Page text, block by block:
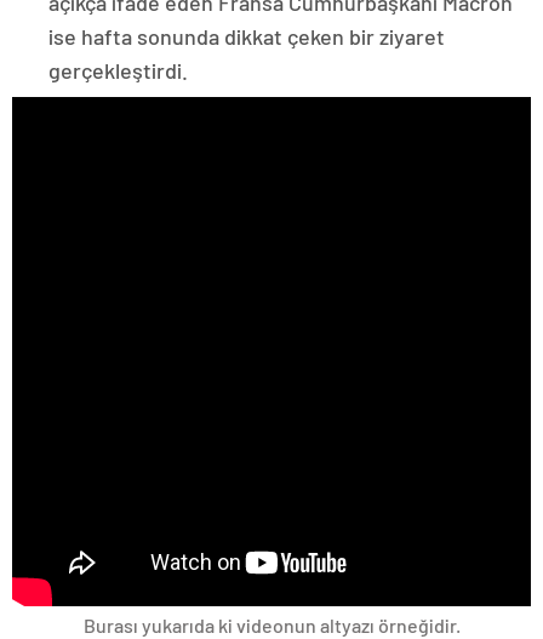
ise hafta sonunda dikkat çeken bir ziyaret
gerçekleştirdi.
Burası yukarıda ki videonun altyazı örneğidir.